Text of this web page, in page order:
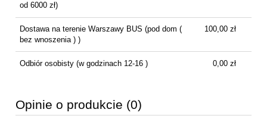
od 6000 zł)
Dostawa na terenie Warszawy BUS (pod dom (
bez wnoszenia ) )
100,00 zł
Odbiór osobisty(w godzinach 12-16 ) 0,00 zł
Opinie o produkcie (0)